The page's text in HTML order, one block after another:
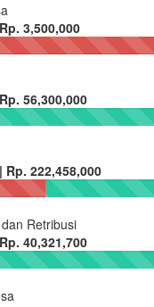
3,500,000
56,300,000
Rp. 222,458,000
Retribusi
40,321,700